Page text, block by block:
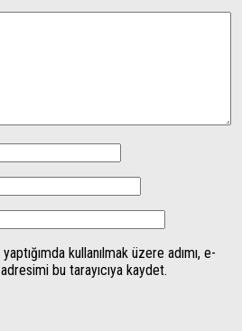
kullanılmak üzere adımı, e-
bu tarayıcıya kaydet.